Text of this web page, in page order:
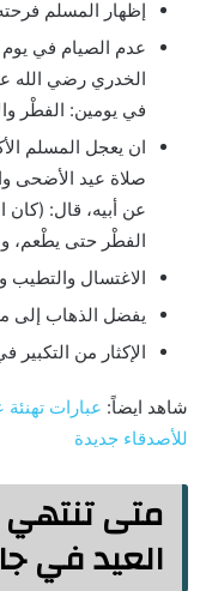
إظهار المسلم
عدم الصيام في
الخدري رضي الله
في يومين: الفطْر
ان يعجل المسلم
صلاة عيد الأضحى
عن أبيه، قال: (كان
الفطْر حتى يطْعم،
الاغتسال والتطيب
يفضل الذهاب إلى
الإكثار من التكبير
شاهد ايضاً:
للأصدقاء جديدة
متى
العيد في